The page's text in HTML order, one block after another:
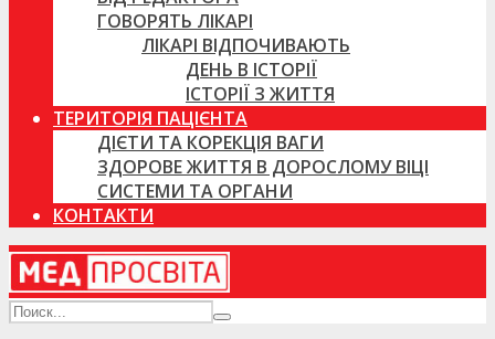
ГОВОРЯТЬ ЛІКАРІ
ЛІКАРІ ВІДПОЧИВАЮТЬ
ДЕНЬ В ІСТОРІЇ
ІСТОРІЇ З ЖИТТЯ
ТЕРИТОРІЯ ПАЦІЄНТА
ДІЄТИ ТА КОРЕКЦІЯ ВАГИ
ЗДОРОВЕ ЖИТТЯ В ДОРОСЛОМУ ВІЦІ
СИСТЕМИ ТА ОРГАНИ
КОНТАКТИ